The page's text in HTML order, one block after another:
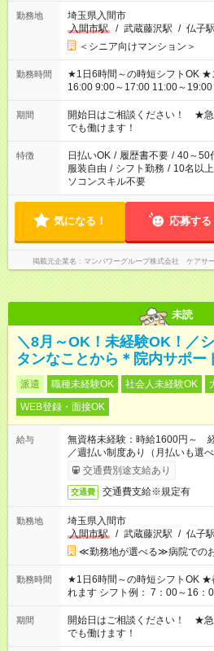
勤務地
埼玉県入間市
入間市駅
/ 武蔵藤沢駅 / 仏子駅
＜シニア向けマンション＞
勤務時間
★1日6時間～の時短シフトOK ★スタート時間選べます！ 7:00～
16:00 9:00～17:00 11:00～19:00 など 残
場合、他のお仕事と合わせ週40
ん ※法令に基づき、週20時間以
となります ※労働者派遣法（日
短時間・短期間の就業はご案内
期間
開始日はご相談ください！ ★
でも働けます！
特徴 日払いOK / 履歴書不要 / 40～50
服装自由 / シフト勤務 / 10名以
ソコンスキル不要
気になる！ 応募する
掲載元企業名 マンパワーグループ株式会社 ケアサ
未読
＼8月～OK！未経験OK！／
タンなことから＊院内サポー
派遣 職種未経験OK 社会人未経験OK
WEB登録・面接OK
給与
無資格未経験：時給1600円～
／週払い制度あり（月払いも選
了次第のお支払いとなります。
交通費別途支給あり
交通費 交通費支給※規定有
勤務地
埼玉県入間市
入間市駅
/ 武蔵藤沢駅 / 仏子駅
≪勤務地が選べる≫病院でのお
勤務時間
★1日6時間～の時短シフトOK ★都合に合わせてシフトが決めら
れます シフト例： 7：00～16：
18：00 11：00～20：00 など ※Wワークの場合、他のお仕事と
合わせ週40時間超の就業はご案
週20時間以上勤務は社会保険へ
派遣法（日雇い派遣の原則禁止
期間
開始日はご相談ください！ ★
でも働けます！